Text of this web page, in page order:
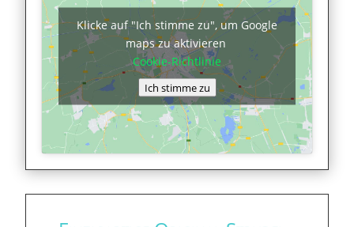
Klicke auf "Ich stimme zu", um Google
maps zu aktivieren
Cookie-Richtlinie
Ich stimme zu